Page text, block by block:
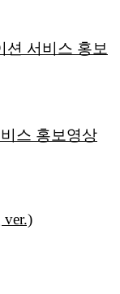
션 서비스 홍보
스 홍보영상